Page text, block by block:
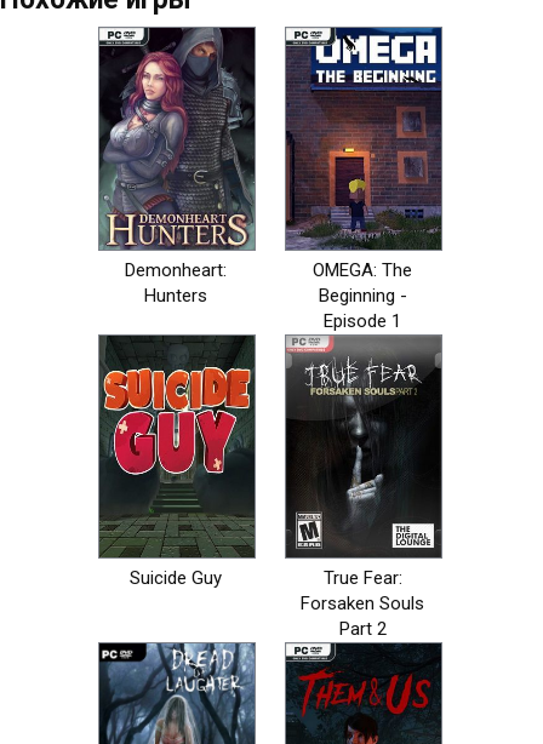
Demonheart:
Hunters
OMEGA: The
Beginning -
Episode 1
Suicide Guy
True Fear:
Forsaken Souls
Part 2